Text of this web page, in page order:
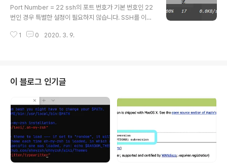
주면 해결된다. $ sudo apt-get update $ sudo apt-
get install net-tools 지금 설치하는 net-tools 패키지
ro..
Port Number = 22 ssh의 포트 번호가 기본 번호인 22
번인 경우 특별한 설정이 필요하지 않습니다. SSH를 이용
용할 수 있습니다. $ scp 전송할것 수신할서버:저장될위
양해부탁드립니다. - - - - Tip. -r 옵션을 사용하면 디렉
토리의 하위 파일까지 한번에 전송이 가능합니다. $ scp -
r 전송할디렉토리 수신할서버:저장될위치 다른 포트 번호
를 사용하는 경우 -P 옵션을 사용하여 포트를 지정해주어
1 0 2020. 3. 9.
이 블로그 인기글